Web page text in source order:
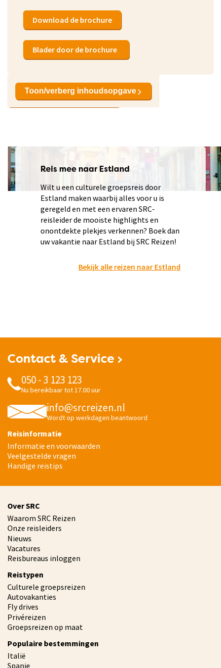
Download de brochure
Blader door de brochure
Toon/verberg inhoudsopgave
Bekijk reizen naar Estland
Reis mee naar Estland
Wilt u een culturele groepsreis door
Estland maken waarbij alles voor u is
geregeld en met een ervaren SRC-
reisleider de mooiste highlights en
onontdekte plekjes verkennen? Boek dan
uw vakantie naar Estland bij SRC Reizen!
Bekijk alle reizen naar Estland
Contact & Service
050 - 3 123 123
Nu bereikbaar tot 17.00 uur
info@srcreizen.nl
Wordt op werkdagen beantwoord
Reisinformatie
Informatie en voorwaarden
Veelgestelde vragen
Handige reistips
Over SRC
Waarom SRC Reizen
Onze reisleiders
Nieuws
Vacatures
Reisbureaus inloggen
Reistypen
Culturele groepsreizen
Autovakanties
Fly drives
Privéreizen
Groepsreizen op maat
Populaire bestemmingen
Italië
Spanje